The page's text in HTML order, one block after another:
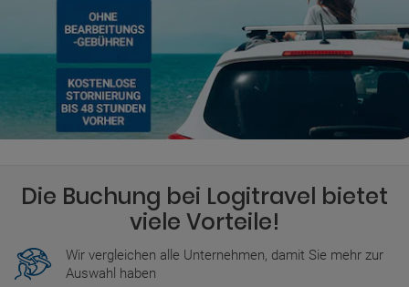
Die Buchung bei Logitravel bietet
viele Vorteile!
Wir vergleichen alle Unternehmen, damit Sie mehr zur
Auswahl haben